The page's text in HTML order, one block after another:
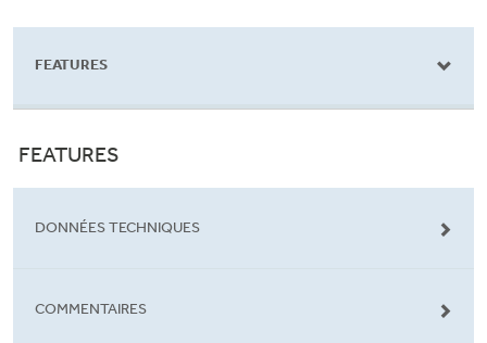
FEATURES
FEATURES
DONNÉES TECHNIQUES
COMMENTAIRES